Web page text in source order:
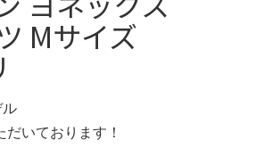
Mサイズ
いております！